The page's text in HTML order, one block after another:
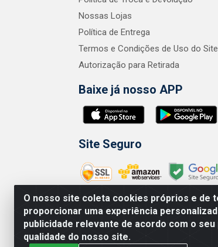
O nosso site coleta cookies próprios e de
proporcionar uma experiência
publicidade relevante de acordo com o
qualidade do nosso site.
Nossas Lojas
Política de Entrega
Termos e Condições de Uso do Site
Autorização para Retirada
Baixe já nosso APP
Site Seguro